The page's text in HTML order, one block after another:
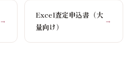
→
Excel査定申込書（大
量向け）
→